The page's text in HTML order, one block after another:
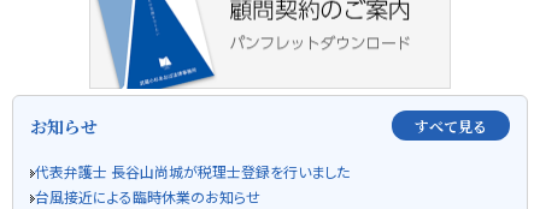
お知らせ すべて見る
代表弁護士 長谷山尚城が税理士登録を行いました
台風接近による臨時休業のお知らせ